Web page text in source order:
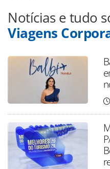
Notícias e tudo
Viagens